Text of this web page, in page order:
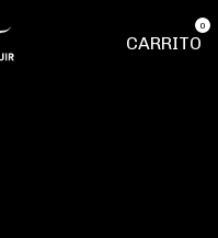
CARRITO
0